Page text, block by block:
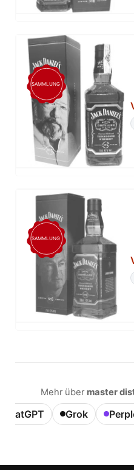
SAMMLUNG
SAMMLUNG
Mehr über master
ChatGPT Grok